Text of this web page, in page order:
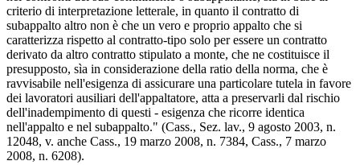
criterio di interpretazione letterale, in quanto il contratto di
subappalto altro non è che un vero e proprio appalto che si
caratterizza rispetto al contratto-tipo solo per essere un contratto
derivato da altro contratto stipulato a monte, che ne costituisce il
presupposto, sìa in considerazione della ratio della norma, che è
ravvisabile nell'esigenza di assicurare una particolare tutela in favore
dei lavoratori ausiliari dell'appaltatore, atta a preservarli dal rischio
dell'inadempimento di questi - esigenza che ricorre identica
nell'appalto e nel subappalto." (Cass., Sez. lav., 9 agosto 2003, n.
12048, v. anche Cass., 19 marzo 2008, n. 7384, Cass., 7 marzo
2008, n. 6208).